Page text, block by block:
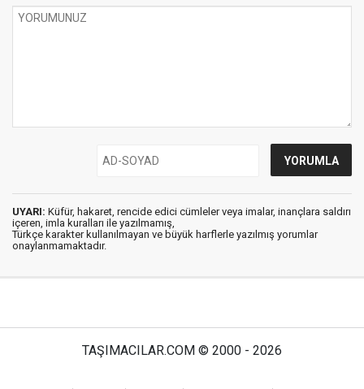
UYARI: Küfür, hakaret, rencide edici cümleler veya imalar, inançlara saldırı
içeren, imla kuralları ile yazılmamış,
Türkçe karakter kullanılmayan ve büyük harflerle yazılmış yorumlar
onaylanmamaktadır.
TAŞIMACILAR.COM © 2000 - 2026